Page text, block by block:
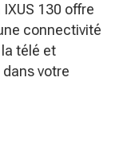
IXUS 130 offre
connectivité
télé et
votre